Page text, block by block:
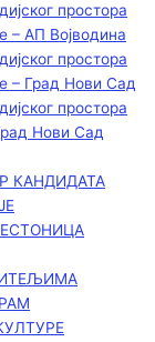
простора
– АП Војводинa
простора
– Град Нови Сад
простора
Нови Сад
КАНДИДАТА